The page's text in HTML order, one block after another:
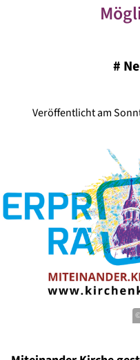
#
Veröffentlicht am